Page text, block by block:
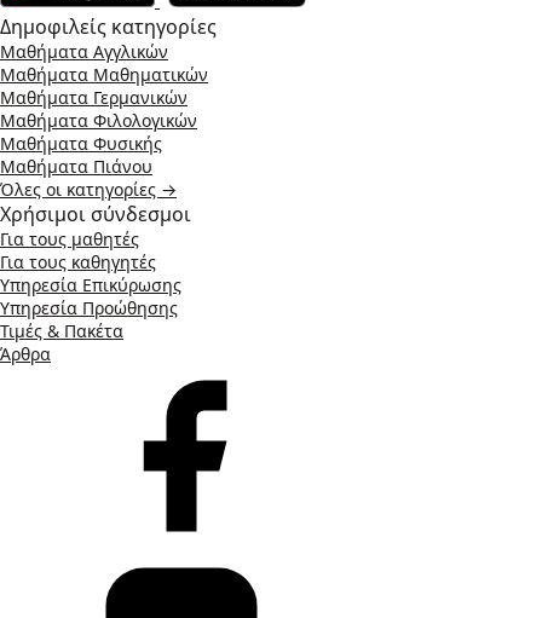
Δημοφιλείς κατηγορίες
Μαθήματα Αγγλικών
Μαθήματα Μαθηματικών
Μαθήματα Γερμανικών
Μαθήματα Φιλολογικών
Μαθήματα Φυσικής
Μαθήματα Πιάνου
Όλες οι κατηγορίες →
Χρήσιμοι σύνδεσμοι
Για τους μαθητές
Για τους καθηγητές
Υπηρεσία Επικύρωσης
Υπηρεσία Προώθησης
Τιμές & Πακέτα
Άρθρα